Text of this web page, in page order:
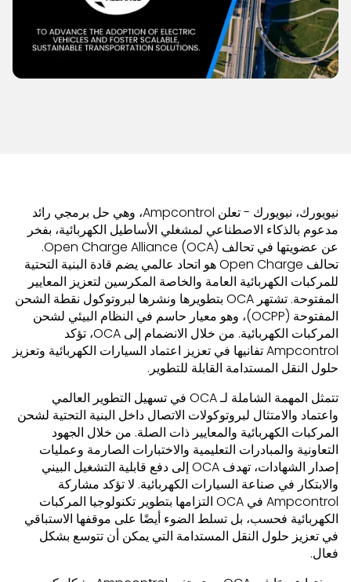
نيويورك، نيويورك - تعلن Ampcontrol، وهي حل برمجي رائد
مدعوم بالذكاء الاصطناعي لمشغلي الأساطيل الكهربائية، بفخر
عن عضويتها في تحالف Open Charge Alliance (OCA).
تحالف Open Charge هو اتحاد عالمي يضم قادة البنية التحتية
للمركبات الكهربائية العامة والخاصة المكرسين لتعزيز المعايير
المفتوحة. تشتهر OCA بتطويرها ونشرها لبروتوكول نقطة الشحن
المفتوحة (OCPP)، وهو معيار حاسم في النظام البيئي لشحن
المركبات الكهربائية. من خلال الانضمام إلى OCA، تؤكد
Ampcontrol تفانيها في تعزيز اعتماد السيارات الكهربائية وتعزيز
حلول النقل المستدامة القابلة للتطوير.
تتمثل المهمة الشاملة لـ OCA في تسهيل التطوير العالمي
واعتماد والامتثال لبروتوكولات الاتصال داخل البنية التحتية لشحن
المركبات الكهربائية والمعايير ذات الصلة. من خلال الجهود
التعاونية والمبادرات التعليمية والاختبارات الصارمة وعمليات
إصدار الشهادات، تهدف OCA إلى دفع قابلية التشغيل البيني
والابتكار في صناعة السيارات الكهربائية. لا تؤكد مشاركة
Ampcontrol في OCA التزامها بتطوير تكنولوجيا المركبات
الكهربائية فحسب، بل تسلط الضوء أيضًا على موقفها الاستباقي
في تعزيز حلول النقل المستدامة التي يمكن أن تتوسع بشكل
فعال.